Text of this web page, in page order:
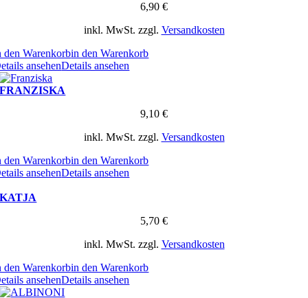
6,90 €
inkl. MwSt. zzgl. Versandkosten
den Warenkorbin den Warenkorb
ansehenDetails ansehen
FRANZISKA
9,10 €
inkl. MwSt. zzgl. Versandkosten
den Warenkorbin den Warenkorb
ansehenDetails ansehen
KATJA
5,70 €
inkl. MwSt. zzgl. Versandkosten
den Warenkorbin den Warenkorb
ansehenDetails ansehen